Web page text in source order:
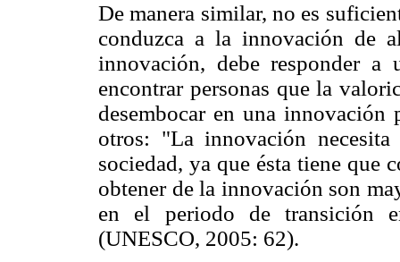
De manera similar, no es
conduzca a la innovación de
innovación, debe responder a
encontrar personas que la
desembocar en una
otros: "La innovación necesita
sociedad, ya que ésta tiene que
obtener de la innovación son
en el periodo de transición
(UNESCO, 2005: 62).